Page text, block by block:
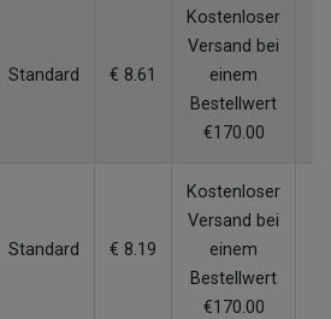
Standard € 8.61
Kostenloser
Versand bei
einem
Bestellwert
€170.00
Standard € 8.19
Kostenloser
Versand bei
einem
Bestellwert
€170.00